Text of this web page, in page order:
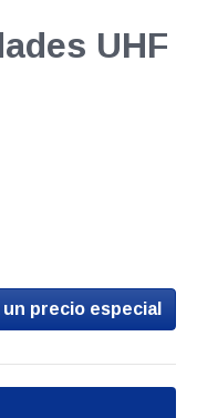
UHF
precio especial